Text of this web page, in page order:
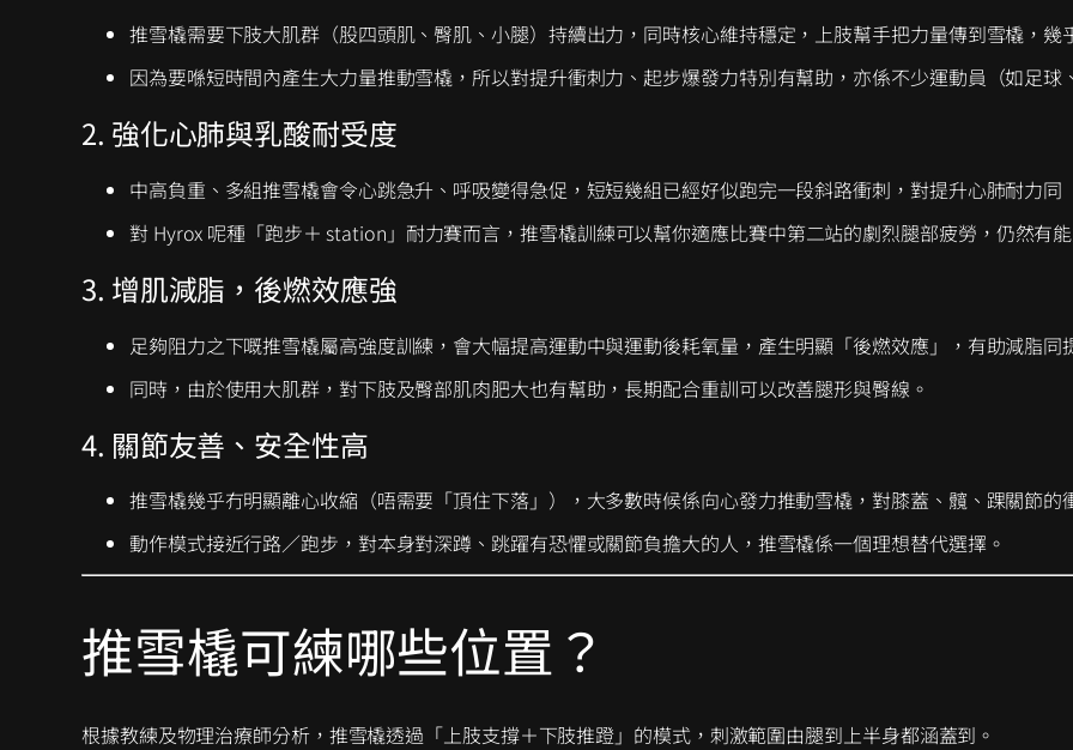
推雪橇需要下肢大肌群（股四頭肌、臀肌、小腿）持續出力，同時核心維持穩定，上肢幫手把力量傳到雪橇，幾
因為要喺短時間內產生大力量推動雪橇，所以對提升衝刺力、起步爆發力特別有幫助，亦係不少運動員（如足球
2. 強化心肺與乳酸耐受度
中高負重、多組推雪橇會令心跳急升、呼吸變得急促，短短幾組已經好似跑完一段斜路衝刺，對提升心肺耐力同
對 Hyrox 呢種「跑步＋ station」耐力賽而言，推雪橇訓練可以幫你適應比賽中第二站的劇烈腿部疲勞，仍然有
3. 增肌減脂，後燃效應強
足夠阻力之下嘅推雪橇屬高強度訓練，會大幅提高運動中與運動後耗氧量，產生明顯「後燃效應」，有助減脂同
同時，由於使用大肌群，對下肢及臀部肌肉肥大也有幫助，長期配合重訓可以改善腿形與臀線。
4. 關節友善、安全性高
推雪橇幾乎冇明顯離心收縮（唔需要「頂住下落」），大多數時候係向心發力推動雪橇，對膝蓋、髖、踝關節的
動作模式接近行路／跑步，對本身對深蹲、跳躍有恐懼或關節負擔大的人，推雪橇係一個理想替代選擇。
推雪橇可練哪些位置？
根據教練及物理治療師分析，推雪橇透過「上肢支撐＋下肢推蹬」的模式，刺激範圍由腿到上半身都涵蓋到。